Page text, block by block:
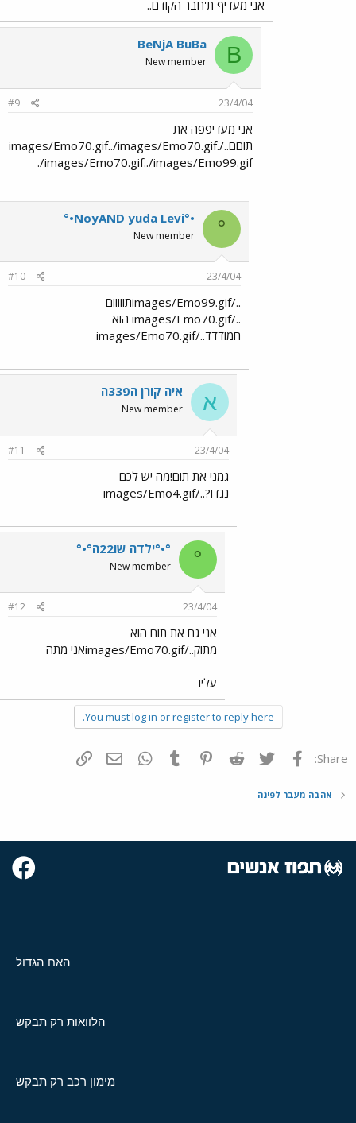
אני מעדיף ת'חבר הקודם..
B
BeNjA BuBa
New member
23/4/04
#9
אני מעדיפפה את
תוםם../images/Emo70.gif../images/Emo70.gif.
./images/Emo70.gif../images/Emo99.gif
°
°•NoyAND yuda Levi°•
New member
23/4/04
#10
../images/Emo99.gifתווווום
../images/Emo70.gif הוא
חמודדד../images/Emo70.gif
א איה קורן הפ33ה
New member
23/4/04
#11
גמני את תום!מה יש לכם
נגדו?../images/Emo4.gif
° °•°ילדה שו22ה°•°
New member
23/4/04
#12
אני גם את תום הוא
מתוק../images/Emo70.gifאני מתה
עליו
You must log in or register to reply here.
Share: פייסבוק Twitter
Reddit
Pinterest
Tumblr
WhatsAppדואר אלקטרוני
אהבה מעבר לפינה
האח הגדול
הלוואות רק תבקש
מימון רכב רק תבקש